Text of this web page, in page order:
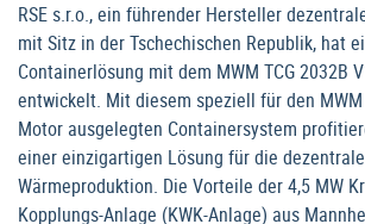
RSE s.r.o., ein führender Hersteller
mit Sitz in der Tschechischen Republik, hat
Containerlösung mit dem MWM TCG 2032B
entwickelt. Mit diesem speziell für den MWM
Motor ausgelegten Containersystem
einer einzigartigen Lösung für die
Wärmeproduktion. Die Vorteile der 4,5 MW
Kopplungs-Anlage (KWK-Anlage) aus